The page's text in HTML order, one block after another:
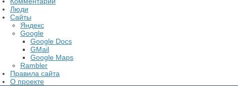
Люди
Сайты
Яндекс
Google
Google Docs
GMail
Google Maps
Rambler
Правила сайта
О проекте